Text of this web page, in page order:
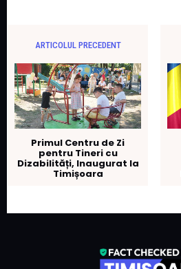
ARTICOLUL PRECEDENT
Primul Centru de Zi
pentru Tineri cu
Dizabilități, Inaugurat la
Timișoara